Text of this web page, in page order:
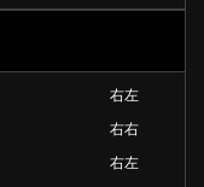
右左
右右
右左